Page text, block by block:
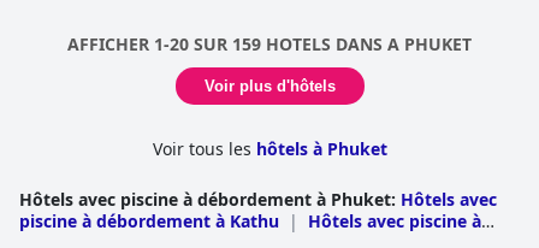
Certaines préoccupations ont été soulevées concernant la
sécurité et l'entretien, mais elles sont occasionnelles et ne
nuisent pas de manière significative à l'attrait général des
AFFICHER 1-20 SUR 159 HOTELS DANS A PHUKET
Voir plus d'hôtels
Voir tous les hôtels à Phuket
Hôtels avec piscine à débordement à Phuket: Hôtels avec
piscine à débordement à Kathu |
Hôtels avec piscine à